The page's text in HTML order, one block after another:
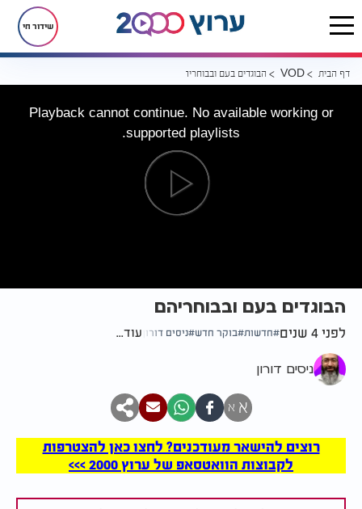
שידור חי
דף הבית VOD הבוגדים בעם ובבוחריהם
Playback cannot continue. No available working or
supported playlists.
הבוגדים בעם ובבוחריהם
לפני 4 שנים חדשות בוקר חדש ניסים דורון עוד...
ניסים דורון
א א
רוצים להישאר מעודכנים? לחצו כאן להצטרפות
לקבוצות הוואטסאפ של ערוץ 2000 >>>